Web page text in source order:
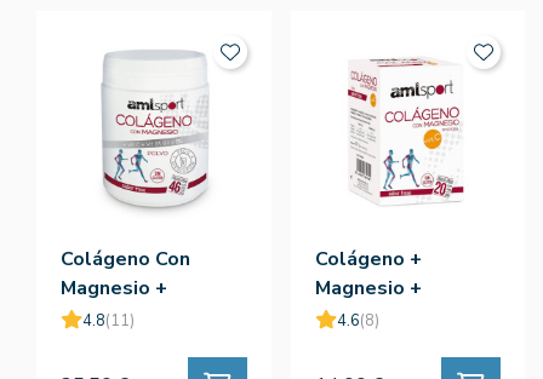
Colágeno Con
Magnesio +
Vitamina C +
4.8(11)
Colágeno +
Magnesio +
Vitamina C 20
4.6(8)